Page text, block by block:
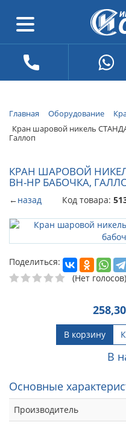
Главная Оборудование
Кран шаровой никель
Галлоп
КРАН ШАРОВОЙ
ВН-НР БАБОЧКА,
←назад Код товара:
Поделиться:
(Нет голосов)
258,30
В корзину
В
Основные
Производитель